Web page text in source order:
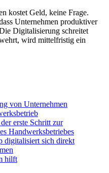
kostet Geld, keine Frage.
Unternehmen produktiver
Digitalisierung schreitet
wird mittelfristig ein
von Unternehmen
erste Schritt zur
Handwerksbetriebes
digitalisiert sich direkt
hilft